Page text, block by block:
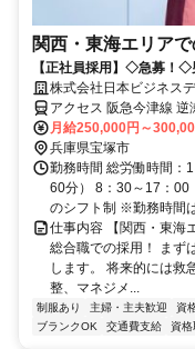
関西・東海エリア
【正社員採用】◇急募！
間休日120日以上◇
株式会社日本ビジネス
アクセス 阪急今津線 逆
口1徒歩約23分、阪急
市立病院（兵庫県宝塚
分）
月給250,000円～
兵庫県宝塚市
勤務時間 総労働時間：
60分） 8：30～17：00
のシフト制 ※勤務時間
仕事内容 【関西・東海
総合職での採用！ まず
します。 将来的には救
整、マネジメ...
制服あり 主婦・主夫歓迎 資
ブランクOK
交通費支給 資格